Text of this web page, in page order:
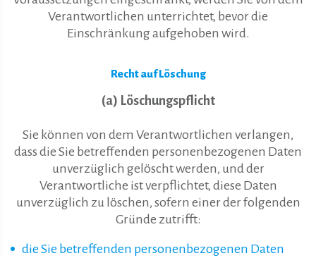
Verantwortlichen unterrichtet, bevor die
Einschränkung aufgehoben wird.
Recht auf Löschung
(a) Löschungspflicht
Sie können von dem Verantwortlichen verlangen,
dass die Sie betreffenden personenbezogenen Daten
unverzüglich gelöscht werden, und der
Verantwortliche ist verpflichtet, diese Daten
unverzüglich zu löschen, sofern einer der folgenden
Gründe zutrifft:
die Sie betreffenden personenbezogenen Daten